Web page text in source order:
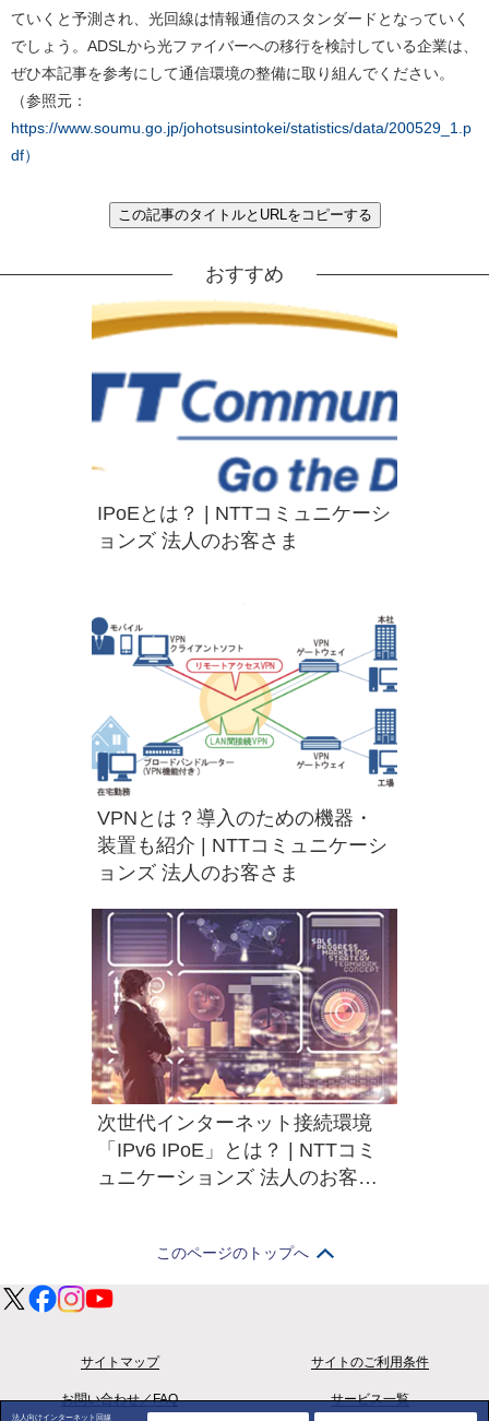
ていくと予測され、光回線は情報通信のスタンダードとなっていく
でしょう。ADSLから光ファイバーへの移行を検討している企業は、
ぜひ本記事を参考にして通信環境の整備に取り組んでください。
（参照元：
https://www.soumu.go.jp/johotsusintokei/statistics/data/200529_1.p
df）
この記事のタイトルとURLをコピーする
おすすめ
IPoEとは？ | NTTコミュニケーシ
ョンズ 法人のお客さま
VPNとは？導入のための機器・
装置も紹介 | NTTコミュニケーシ
ョンズ 法人のお客さま
次世代インターネット接続環境
「IPv6 IPoE」とは？ | NTTコミ
ュニケーションズ 法人のお客さ
このページのトップへ
法人向けインターネット回線
サイトマップ サイトのご利用条件
お問い合わせ／FAQ サービス一覧